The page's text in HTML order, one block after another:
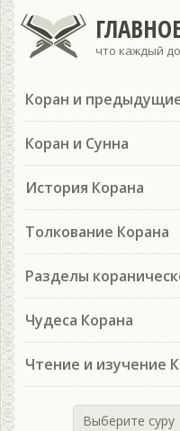
что каждый
Коран и
Коран и Сунна
История Корана
Толкование Корана
Разделы
Чудеса Корана
Чтение и изучение
Выберите суру